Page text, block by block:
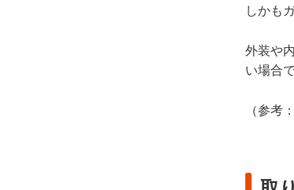
しかも
外装や
い場合
（参考